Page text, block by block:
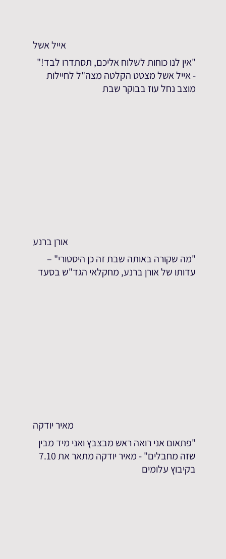
אייל אשל
"אין לנו כוחות לשלוח אליכם, תסתדרו לבד!"
- אייל אשל מצטט הקלטה מצה"ל לחיילות
מוצב נחל עוז בבוקר שבת
אורן ברנע
"מה שקורה באותה שבת זה כן היסטורי" –
עדותו של אורן ברנע, מחקלאי הגד"ש בסעד
מאיר יודקה
"פתאום אני רואה ראש מבצבץ ואני מיד מבין
שזה מחבלים" - מאיר יודקה מתאר את 7.10
בקיבוץ עלומים